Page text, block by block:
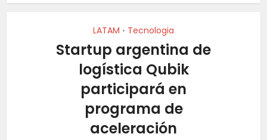
LATAM • Tecnologia
Startup argentina de
logística Qubik
participará en
programa de
aceleración